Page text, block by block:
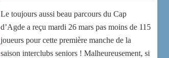
Le toujours aussi beau parcours du Cap
d’Agde a reçu mardi 26 mars pas moins de 115
joueurs pour cette première manche de la
saison interclubs seniors ! Malheureusement, si